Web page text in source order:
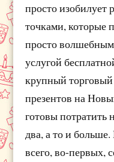
просто изобилует
точками, которые
просто
услугой
крупный торговый
презентов на
готовы потратить
два, а то и
всего, во-первых,